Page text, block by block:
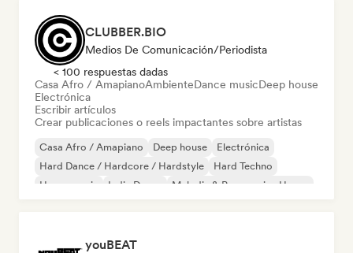
CLUBBER.BIO
Medios De Comunicación/Periodista
< 100 respuestas dadas
Casa Afro / AmapianoAmbienteDance musicDeep house
Electrónica
Escribir artículos
Crear publicaciones o reels impactantes sobre artistas
Casa Afro / Amapiano Deep house
Electrónica
Hard Dance / Hardcore / Hardstyle
Hard Techno
House music
Indie Dance Melodic & Progressive House
youBEAT